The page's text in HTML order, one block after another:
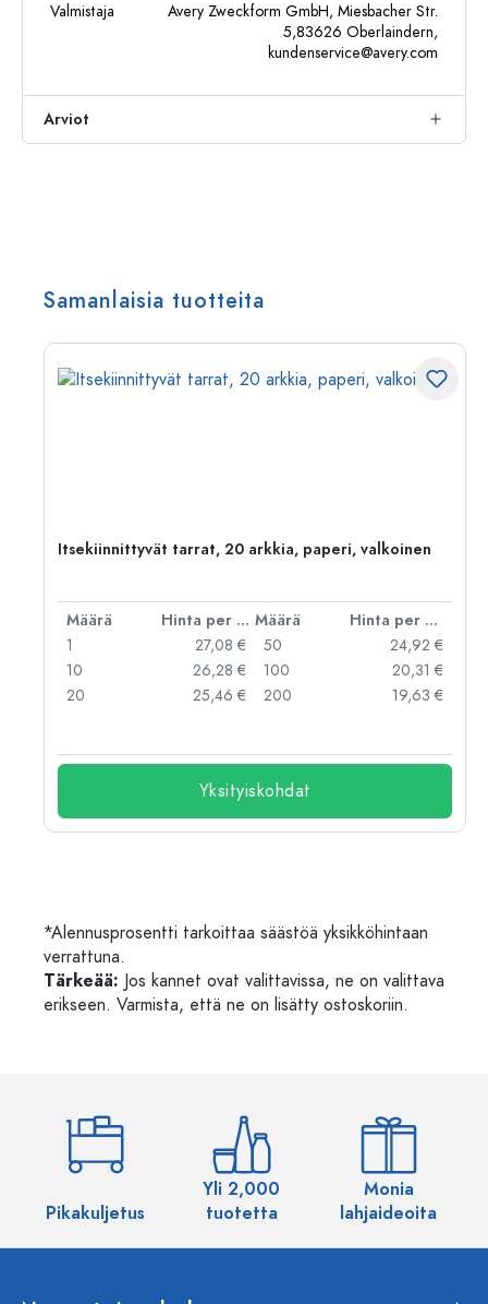
Valmistaja
Avery Zweckform GmbH, Miesbacher Str.
5,83626 Oberlaindern,
kundenservice@avery.com
Arviot
Samanlaisia tuotteita
Itsekiinnittyvät tarrat, 20 arkkia, paperi, valkoinen
Määrä Hinta per kpl Määrä
Hinta per kpl
1
27,08 €
10
26,28 €
20
25,46 €
50
24,92 €
100
20,31 €
200
19,63 €
Yksityiskohdat
*Alennusprosentti tarkoittaa säästöä yksikköhintaan
verrattuna.
Tärkeää: Jos kannet ovat valittavissa, ne on valittava
erikseen. Varmista, että ne on lisätty ostoskoriin.
Pikakuljetus
Yli 2,000
tuotetta
Monia
lahjaideoita